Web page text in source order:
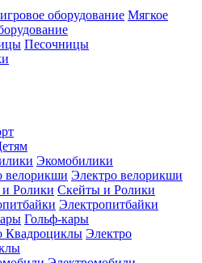
Мягкое
Песочницы
Экомобилики
Электро велорикши
Скейты и Ролики
Электропитбайки
Гольф-кары
Электро